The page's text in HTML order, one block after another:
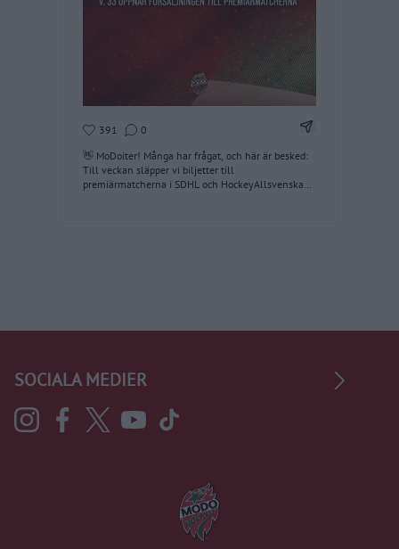
391 0 Dela
👋 MoDoiter! Många har frågat, och här är besked:
Till veckan släpper vi biljetter till
premiärmatcherna i SDHL och HockeyAllsvenskan,
SOCIALA MEDIER